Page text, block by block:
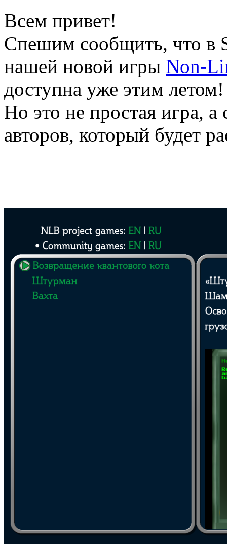
Всем привет!
Спешим сообщить, что в
нашей новой игры Non-
доступна уже этим летом!
Но это не простая игра,
авторов, который будет